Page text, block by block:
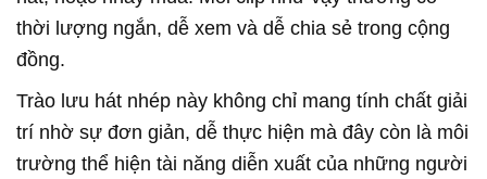
thời lượng ngắn, dễ xem và dễ chia sẻ trong cộng
đồng.
Trào lưu hát nhép này không chỉ mang tính chất giải
trí nhờ sự đơn giản, dễ thực hiện mà đây còn là môi
trường thể hiện tài năng diễn xuất của những người